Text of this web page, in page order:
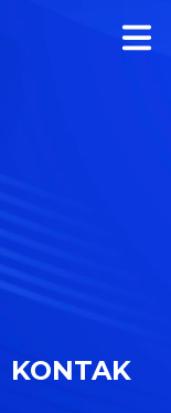
KONTAK